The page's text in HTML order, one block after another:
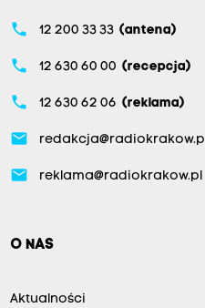
phone 12 200 33 33 (antena)
phone 12 630 60 00 (recepcja)
phone 12 630 62 06 (reklama)
email redakcja@radiokrakow.pl
email reklama@radiokrakow.pl
O NAS
Aktualności